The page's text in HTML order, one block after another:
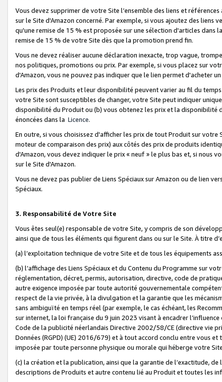
Vous devez supprimer de votre Site l’ensemble des liens et
sur le Site d'Amazon concerné. Par exemple, si vous ajoutez des
qu'une remise de 15 % est proposée sur une sélection d'articles
remise de 15 % de votre Site dès que la promotion prend fin.
Vous ne devez réaliser aucune déclaration inexacte, trop vague,
nos politiques, promotions ou prix. Par exemple, si vous placez sur
d'Amazon, vous ne pouvez pas indiquer que le lien permet d'acheter
Les prix des Produits et leur disponibilité peuvent varier au fil du
votre Site sont susceptibles de changer, votre Site peut indiquer
disponibilité du Produit ou (b) vous obtenez les prix et la disponibilité
énoncées dans la Licence.
En outre, si vous choisissez d'afficher les prix de tout Produit sur
moteur de comparaison des prix) aux côtés des prix de produits
d'Amazon, vous devez indiquer le prix « neuf » le plus bas et, si nous
sur le Site d'Amazon.
Vous ne devez pas publier de Liens Spéciaux sur Amazon ou de lien
Spéciaux.
3. Responsabilité de Votre Site
Vous êtes seul(e) responsable de votre Site, y compris de son
ainsi que de tous les éléments qui figurent dans ou sur le Site. À titre
(a) l’exploitation technique de votre Site et de tous les équipements
(b) l’affichage des Liens Spéciaux et du Contenu du Programme sur
réglementation, décret, permis, autorisation, directive, code de
autre exigence imposée par toute autorité gouvernementale
respect de la vie privée, à la divulgation et la garantie que les
sans ambiguïté en temps réel (par exemple, le cas échéant, les
sur internet, la loi française du 9 juin 2023 visant à encadrer
Code de la publicité néerlandais Directive 2002/58/CE (directive vie
Données (RGPD) (UE) 2016/679) et à tout accord conclu entre vous
imposée par toute personne physique ou morale qui héberge votre
(c) la création et la publication, ainsi que la garantie de l’exactitude,
descriptions de Produits et autre contenu lié au Produit et toutes les